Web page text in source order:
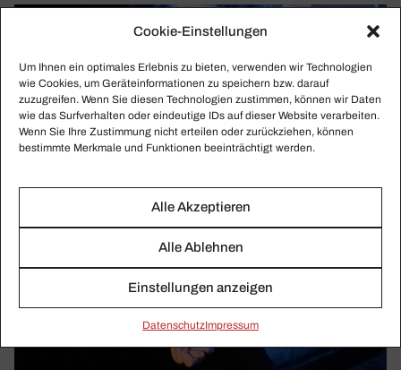
Cookie-Einstellungen
Um Ihnen ein optimales Erlebnis zu bieten, verwenden wir Technologien
wie Cookies, um Geräteinformationen zu speichern bzw. darauf
zuzugreifen. Wenn Sie diesen Technologien zustimmen, können wir Daten
wie das Surfverhalten oder eindeutige IDs auf dieser Website verarbeiten.
Wenn Sie Ihre Zustimmung nicht erteilen oder zurückziehen, können
bestimmte Merkmale und Funktionen beeinträchtigt werden.
Alle Akzeptieren
Alle Ablehnen
Einstellungen anzeigen
Daten­schutzImpressum